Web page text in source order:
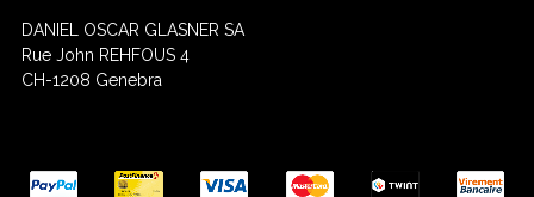
DANIEL OSCAR GLASNER SA
Rue John REHFOUS 4
CH-1208 Genebra